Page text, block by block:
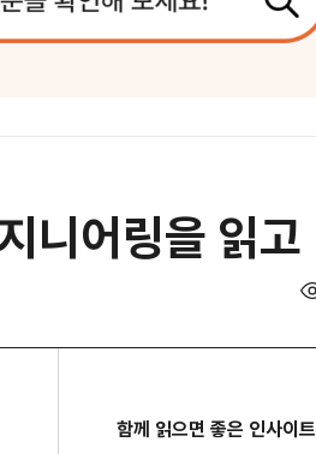
니어링을 읽고
함께 읽으면 좋은 인사이트